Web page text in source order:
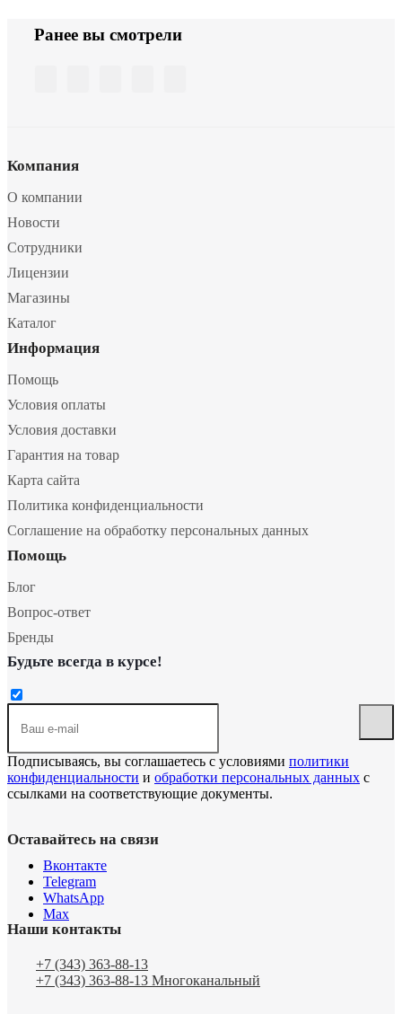
Ранее вы смотрели
Компания
О компании
Новости
Сотрудники
Лицензии
Магазины
Каталог
Информация
Помощь
Условия оплаты
Условия доставки
Гарантия на товар
Карта сайта
Политика конфиденциальности
Соглашение на обработку персональных данных
Помощь
Блог
Вопрос-ответ
Бренды
Будьте всегда в курсе!
Подписываясь, вы соглашаетесь с условиями политики
конфиденциальности и обработки персональных данных с
ссылками на соответствующие документы.
Оставайтесь на связи
Вконтакте
Telegram
WhatsApp
Max
Наши контакты
+7 (343) 363-88-13
+7 (343) 363-88-13 Многоканальный